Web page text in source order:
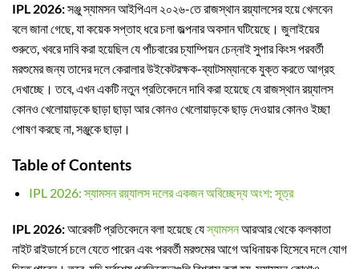
IPL 2026:সঞ্জু স্যামসন আইপিএল ২০২৬-তে রাজস্থান রয়্যালসের হয়ে খেলবেন
বলে জানা গেছে, যা কয়েক সপ্তাহ ধরে চলা জল্পনার অবসান ঘটিয়েছে। জুলাইয়ের
শুরুতে, খবরে দাবি করা হয়েছিল যে পাঁচবারের চ্যাম্পিয়ন চেন্নাই সুপার কিংস পরবর্তী
মরশুমের জন্য তাদের দলে কেরালার উইকেটরক্ষক-ব্যাটসম্যানকে যুক্ত করতে আগ্রহ
দেখাচ্ছে। তবে, এখন একটি নতুন প্রতিবেদনে দাবি করা হয়েছে যে রাজস্থান রয়্যালস
কোনও খেলোয়াড়কে ছাড়া ছাড়া আর কোনও খেলোয়াড়কে ছাড় দেওয়ার কোনও ইচ্ছা
পোষণ করছে না, সঞ্জুকে ছাড়া।
Table of Contents
IPL 2026: স্যামসন রয়্যালস দলের একজন অবিচ্ছেদ্য অংশ: সূত্র
IPL 2026:আরেকটি প্রতিবেদনে বলা হয়েছে যেস্যামসনআরআর থেকে কলকাতা
নাইট রাইডার্সে চলে যেতে পারেন এবং পরবর্তী মরশুমের আগে অধিনায়ক হিসেবে দলে যোগ